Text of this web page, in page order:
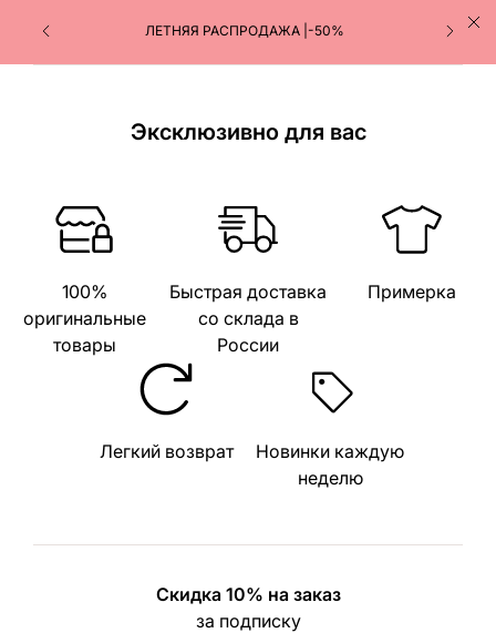
ЛЕТНЯЯ РАСПРОДАЖА |-50%
Эксклюзивно для вас
100%
оригинальные
товары
Быстрая доставка
со склада в
России
Примерка
Легкий возврат
Новинки каждую
неделю
Скидка 10% на заказ
за подписку